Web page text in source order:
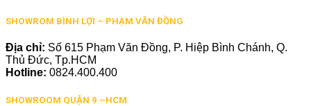
SHOWROM BÌNH LỢI – PHẠM VĂN ĐỒNG
Địa chỉ: Số 615 Phạm Văn Đồng, P. Hiệp Bình Chánh, Q.
Thủ Đức, Tp.HCM
Hotline: 0824.400.400
SHOWROOM QUẬN 9 –HCM